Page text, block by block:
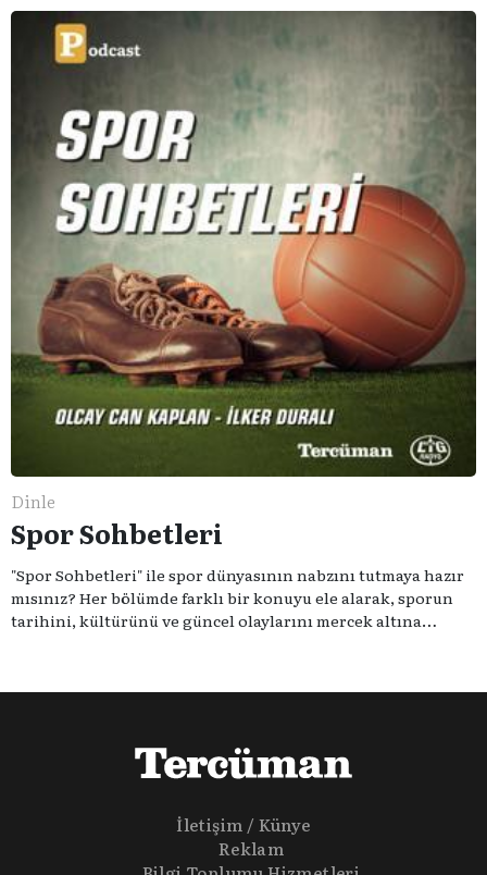
serimizde; tiyatroyu, alanının uzman isimleriyle
konuşuyoruz..
Dinle
Spor Sohbetleri
"Spor Sohbetleri" ile spor dünyasının nabzını tutmaya hazır
mısınız? Her bölümde farklı bir konuyu ele alarak, sporun
tarihini, kültürünü ve güncel olaylarını mercek altına
olmadığına inananlardansanız "Spor Sohbetleri" tam size
İletişim / Künye
Reklam